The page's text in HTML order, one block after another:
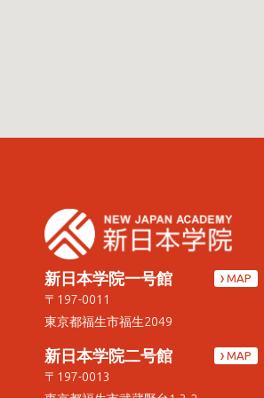
新日本学院一号館 MAP
〒197-0011
東京都福生市福生2049
新日本学院二号館 MAP
〒197-0013